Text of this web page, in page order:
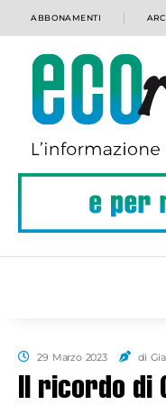
ABBONAMENTI
29 Marzo 2023 di
Il ricordo di